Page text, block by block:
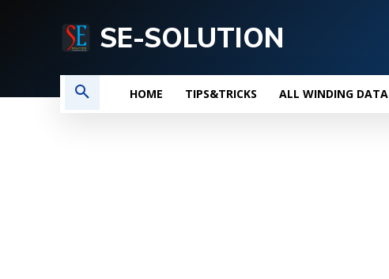
SE-SOLUTION
HOME TIPS&TRICKS ALL WINDING DATA